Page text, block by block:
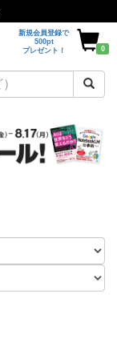
新規会員登録で
500pt
プレゼント！
0